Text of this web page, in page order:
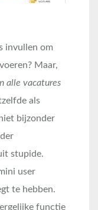
invullen om
Maar,
alle vacatures
als
bijzonder
stupide.
user
te hebben.
functie